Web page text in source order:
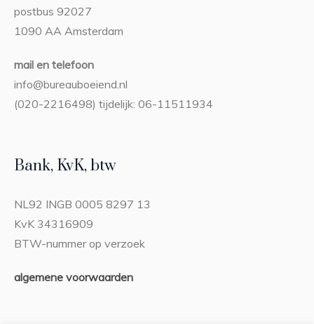
postbus 92027
1090 AA Amsterdam
mail en telefoon
info@bureauboeiend.nl
(020-2216498) tijdelijk: 06-11511934
Bank, KvK, btw
NL92 INGB 0005 8297 13
KvK 34316909
BTW-nummer op verzoek
algemene voorwaarden